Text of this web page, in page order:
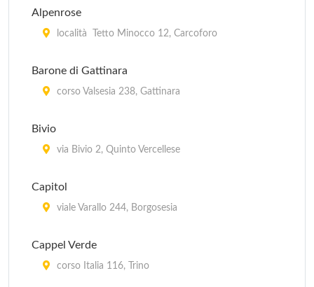
Alpenrose
località Tetto Minocco 12, Carcoforo
Barone di Gattinara
corso Valsesia 238, Gattinara
Bivio
via Bivio 2, Quinto Vercellese
Capitol
viale Varallo 244, Borgosesia
Cappel Verde
corso Italia 116, Trino